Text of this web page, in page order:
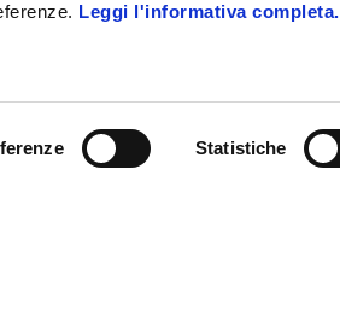
Leggi l'informativa completa.
Statistiche